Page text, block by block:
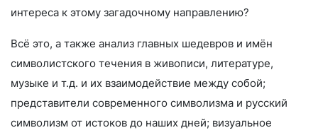
интереса к этому загадочному направлению?
Всё это, а также анализ главных шедевров и имён
символистского течения в живописи, литературе,
музыке и т.д. и их взаимодействие между собой;
представители современного символизма и русский
символизм от истоков до наших дней; визуальное